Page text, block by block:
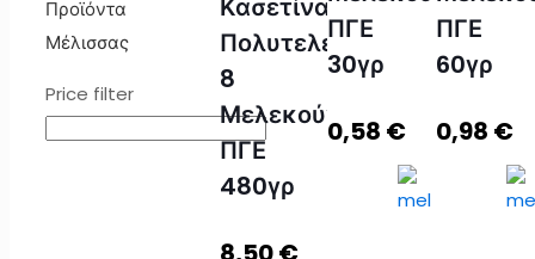
BOX
24 τεμ
ΠΓΕ
30γρ
ποσότητα
BOX
24 τεμ.
ΠΓΕ
ποσότητα
BOX
24 τεμ.
ΠΓΕ
Κασετίνα
Πολυτελείας
8
Μελεκούνια
ΠΓΕ
480γρ
ΠΓΕ
30γρ
0,58 €
ΠΓΕ
60γρ
0,98 €
Προϊόντα
Μέλισσας
Price filter